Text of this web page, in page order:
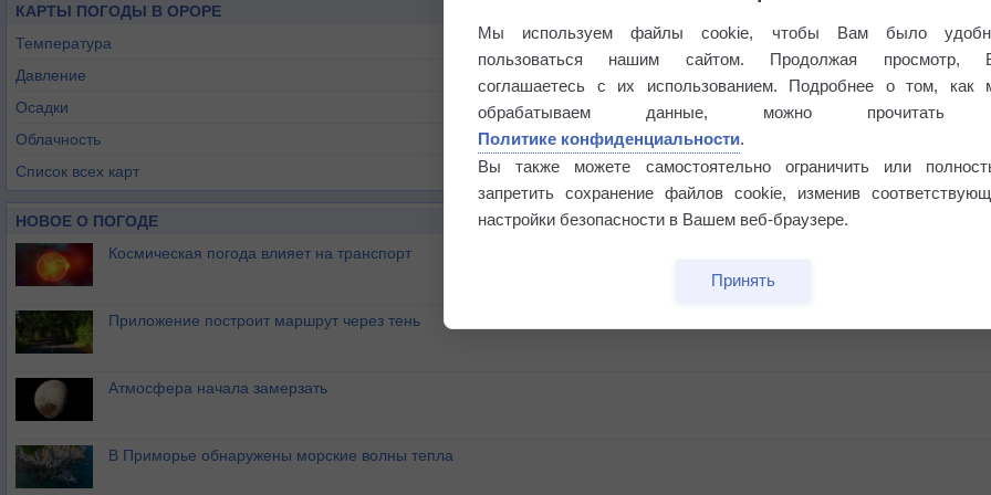
КАРТЫ ПОГОДЫ В ОРОРЕ
Температура
Давление
Осадки
Облачность
Список всех карт
НОВОЕ О ПОГОДЕ
Космическая погода влияет на транспорт
Приложение построит маршрут через тень
Атмосфера начала замерзать
В Приморье обнаружены морские волны тепла
Мы используем файлы cookie, чтобы Вам было
пользоваться нашим сайтом. Продолжая просмотр,
соглашаетесь с их использованием. Подробнее о том, как
обрабатываем данные, можно прочитать
Политике конфиденциальности.
Вы также можете самостоятельно ограничить или
запретить сохранение файлов cookie, изменив
настройки безопасности в Вашем веб-браузере.
Принять